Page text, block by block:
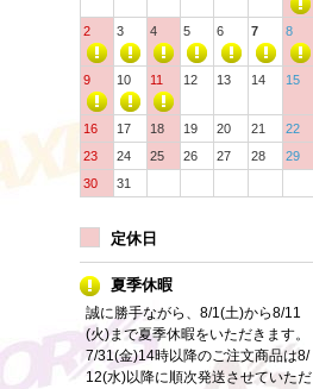
2 3 4 5 6 7 8
9 10 11 12 13 14 15
16 17 18 19 20 21
22
23
24 25 26 27 28
29
30
31
定休日
夏季休暇
誠に勝手ながら、8/1(土)から8/11
(火)まで夏季休暇をいただきます。
7/31(金)14時以降のご注文商品は8/
12(水)以降に順次発送させていただ